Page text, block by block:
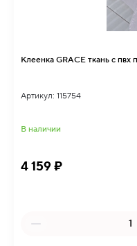
Клеенка GRACE ткань с
Артикул: 115754
В наличии
4 159 ₽